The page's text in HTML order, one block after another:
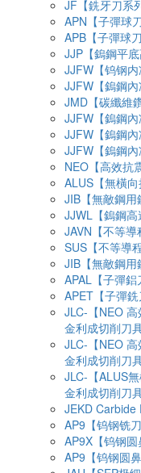
JF【銑牙刀系
APN【子彈球
APB【子彈球
JJP【鎢鋼平底
JJFW【钨钢
JJFW【鎢鋼
JMD【碳纖維
JJFW【鎢鋼
JJFW【鎢鋼
JJFW【鎢鋼
NEO【高效抗
ALUS【無橫向
JIB【無敵鋼
JJWL【鎢鋼高
JAVN【不等導
SUS【不等導
JIB【無敵鋼用
APAL【子彈鋁
APET【子彈銑
JLC-【NEO
金利成切削刀
JLC-【NEO
金利成切削刀
JLC-【ALUS
金利成切削刀
JEKD Carbide
AP9【钨钢铣
AP9X【钨钢圆
AP9【钨钢圆